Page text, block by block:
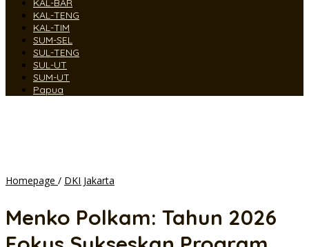
KAL-BAR
KAL-TENG
KAL-TIM
SUM-SEL
SUL-TENG
SUL-UT
SUM-UT
Papua
Homepage / DKI Jakarta
2026
Menko Polkam: Tahun 2026